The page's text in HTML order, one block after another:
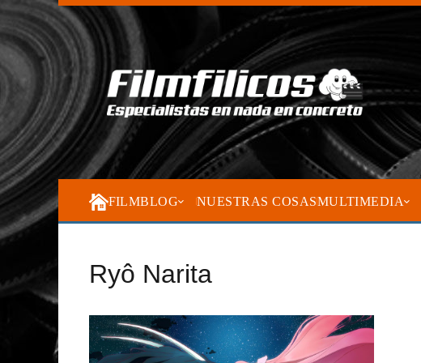
FILMBLOG NUESTRAS COSASMULTIMEDIA
Ryô Narita